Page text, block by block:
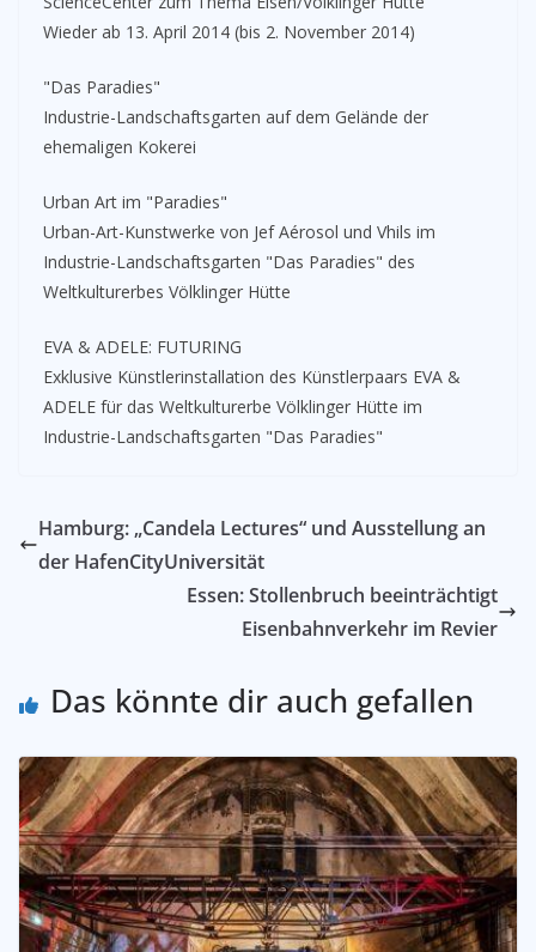
Wieder ab 13. April 2014 (bis 2. November 2014)
"Das Paradies"
Industrie-Landschaftsgarten auf dem Gelände der
ehemaligen Kokerei
Urban Art im "Paradies"
Urban-Art-Kunstwerke von Jef Aérosol und Vhils im
Industrie-Landschaftsgarten "Das Paradies" des
Weltkulturerbes Völklinger Hütte
EVA & ADELE: FUTURING
Exklusive Künstlerinstallation des Künstlerpaars EVA &
ADELE für das Weltkulturerbe Völklinger Hütte im
Industrie-Landschaftsgarten "Das Paradies"
Hamburg: „Candela Lectures“ und Ausstellung an
der HafenCityUniversität
Essen: Stollenbruch beeinträchtigt
Eisenbahnverkehr im Revier
Das könnte dir auch gefallen